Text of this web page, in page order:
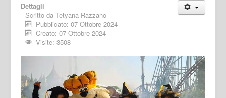
Dettagli
Scritto da Tetyana Razzano
Pubblicato: 07 Ottobre 2024
Creato: 07 Ottobre 2024
Visite: 3508